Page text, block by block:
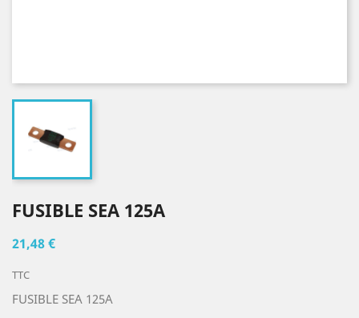
FUSIBLE SEA 125A
21,48 €
TTC
FUSIBLE SEA 125A